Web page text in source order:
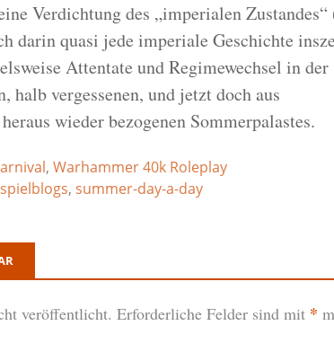
Verdichtung des „imperialen Zustandes“
darin quasi jede imperiale Geschichte
Attentate und Regimewechsel in der
halb vergessenen, und jetzt doch aus
wieder bezogenen Sommerpalastes.
, Warhammer 40k Roleplay
, summer-day-a-day
veröffentlicht. Erforderliche Felder sind mit *